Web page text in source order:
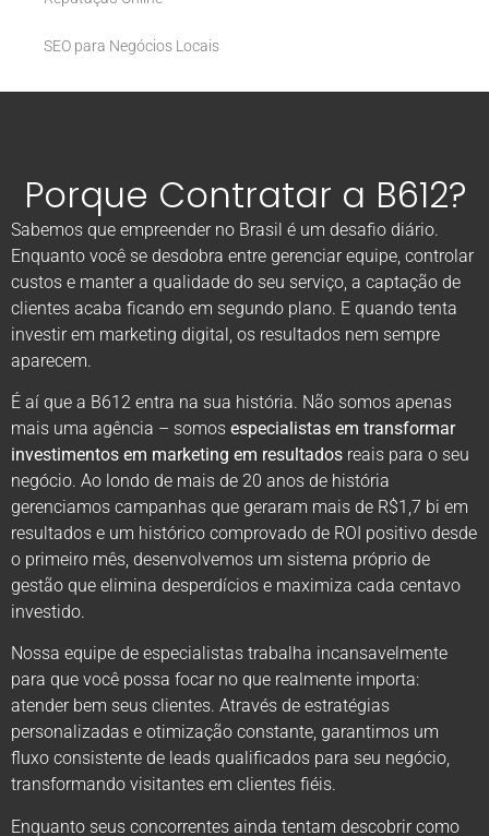
SEO para Negócios Locais
Porque Contratar a B612?
Sabemos que empreender no Brasil é um desafio diário.
Enquanto você se desdobra entre gerenciar equipe, controlar
custos e manter a qualidade do seu serviço, a captação de
clientes acaba ficando em segundo plano. E quando tenta
investir em marketing digital, os resultados nem sempre
aparecem.
É aí que a B612 entra na sua história. Não somos apenas
mais uma agência – somos especialistas em transformar
investimentos em marketing em resultados reais para o seu
negócio. Ao londo de mais de 20 anos de história
gerenciamos campanhas que geraram mais de R$1,7 bi em
resultados e um histórico comprovado de ROI positivo desde
o primeiro mês, desenvolvemos um sistema próprio de
gestão que elimina desperdícios e maximiza cada centavo
investido.
Nossa equipe de especialistas trabalha incansavelmente
para que você possa focar no que realmente importa:
atender bem seus clientes. Através de estratégias
personalizadas e otimização constante, garantimos um
fluxo consistente de leads qualificados para seu negócio,
transformando visitantes em clientes fiéis.
Enquanto seus concorrentes ainda tentam descobrir como